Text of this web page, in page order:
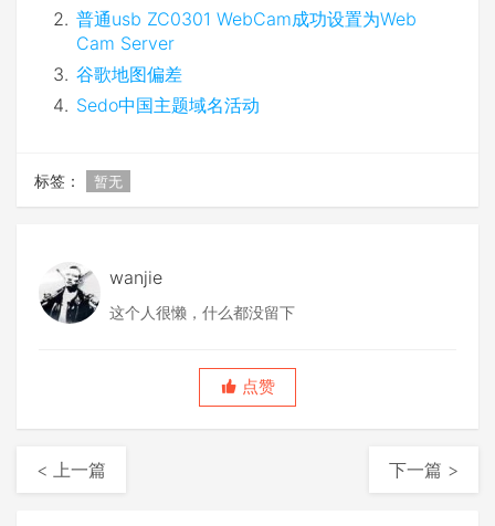
普通usb ZC0301 WebCam成功设置为Web
Cam Server
谷歌地图偏差
Sedo中国主题域名活动
标签： 暂无
wanjie
这个人很懒，什么都没留下
点赞
< 上一篇 下一篇 >